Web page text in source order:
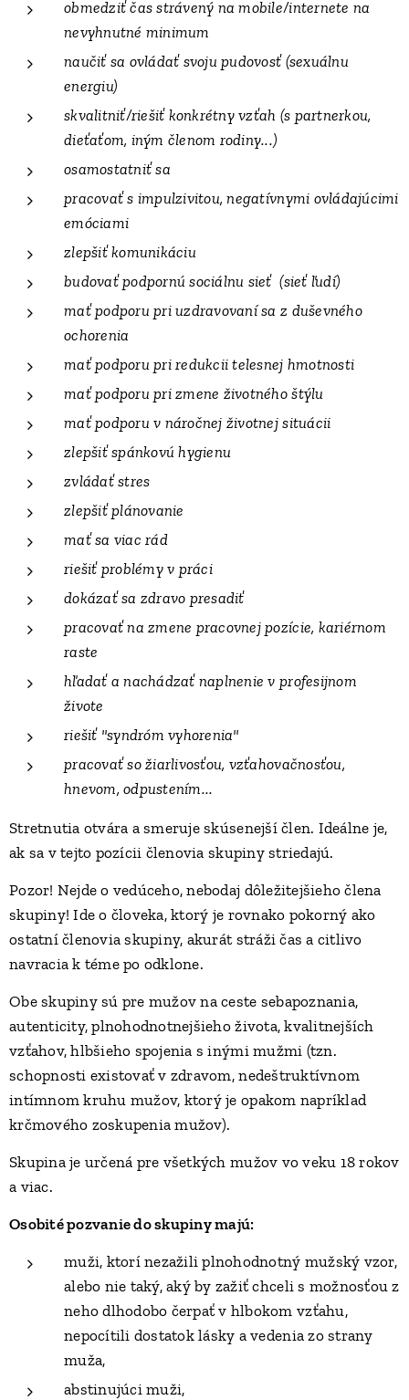
obmedziť čas strávený na mobile/internete na
nevyhnutné minimum
naučiť sa ovládať svoju pudovosť (sexuálnu
energiu)
skvalitniť/riešiť konkrétny vzťah (s partnerkou,
dieťaťom, iným členom rodiny...)
osamostatniť sa
pracovať s impulzivitou, negatívnymi ovládajúcimi
emóciami
zlepšiť komunikáciu
budovať podpornú sociálnu sieť (sieť ľudí)
mať podporu pri uzdravovaní sa z duševného
ochorenia
mať podporu priredukcii telesnej hmotnosti
mať podporu pri zmene životného štýlu
mať podporu v náročnej životnej situácii
zlepšiť spánkovú hygienu
zvládať stres
zlepšiť plánovanie
mať sa viac rád
riešiť problémy v práci
dokázať sa zdravo presadiť
pracovať na zmene pracovnej pozície, kariérnom
raste
hľadať a nachádzať naplnenie v profesijnom
živote
riešiť "syndróm vyhorenia"
pracovať so žiarlivosťou, vzťahovačnosťou,
hnevom, odpustením...
Stretnutia otvára a smeruje skúsenejší člen. Ideálne je,
ak sa v tejto pozícii členovia skupiny striedajú.
Pozor! Nejde o vedúceho, nebodaj dôležitejšieho člena
skupiny! Ide o človeka, ktorý je rovnako pokorný ako
ostatní členovia skupiny, akurát stráži čas a citlivo
navracia k téme po odklone.
Obe skupiny sú pre mužov na ceste sebapoznania,
autenticity, plnohodnotnejšieho života, kvalitnejších
vzťahov, hlbšieho spojenia s inými mužmi (tzn.
schopnosti existovať v zdravom, nedeštruktívnom
intímnom kruhu mužov, ktorý je opakom napríklad
krčmového zoskupenia mužov).
Skupina je určená pre všetkých mužov vo veku 18 rokov
a viac.
Osobité pozvanie do skupiny majú:
muži, ktorí nezažili plnohodnotný mužský vzor,
alebo nie taký, aký by zažiť chceli s možnosťou z
neho dlhodobo čerpať v hlbokom vzťahu,
nepocítili dostatok lásky a vedenia zo strany
muža,
abstinujúci muži,